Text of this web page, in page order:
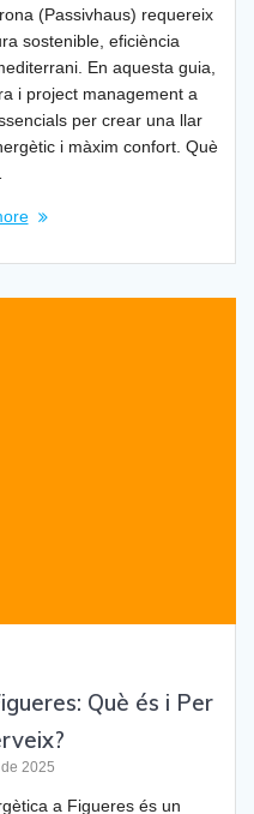
(Passivhaus) requereix
sostenible, eficiència
En aquesta guia,
i project management a
per crear una llar
i màxim confort. Què
Què és i Per
2025
a Figueres és un